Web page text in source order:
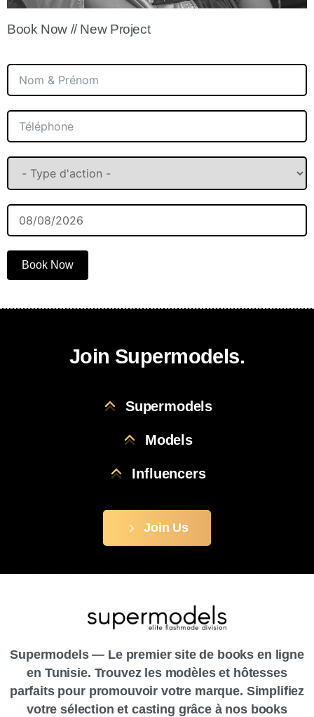
Book Now // New Project
Book Now
Join Supermodels.
Supermodels
Models
Influencers
Join Us
Supermodels — Le premier site de books en ligne
en Tunisie. Trouvez les modèles et hôtesses
parfaits pour promouvoir votre marque. Simplifiez
votre sélection et casting grâce à nos books